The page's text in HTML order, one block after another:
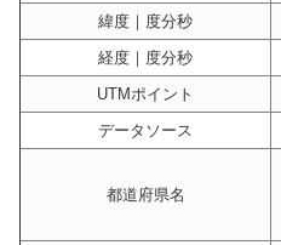
緯度｜度分秒
経度｜度分秒
UTMポイント
データソース
都道府県名